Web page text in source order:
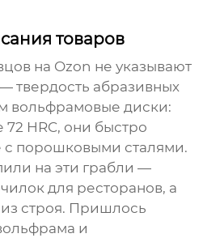
товаров
на Ozon не указывают
твердость абразивных
вольфрамовые диски:
HRC, они быстро
с порошковыми сталями.
на эти грабли —
для ресторанов, а
строя. Пришлось
и